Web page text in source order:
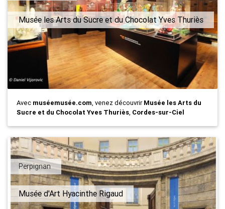
Musée les Arts du Sucre et du Chocolat Yves Thuriès
Avec muséemusée.com, venez découvrirMusée les Arts du
Sucre et du Chocolat Yves Thuriès, Cordes-sur-Ciel
Perpignan
Musée d'Art Hyacinthe Rigaud